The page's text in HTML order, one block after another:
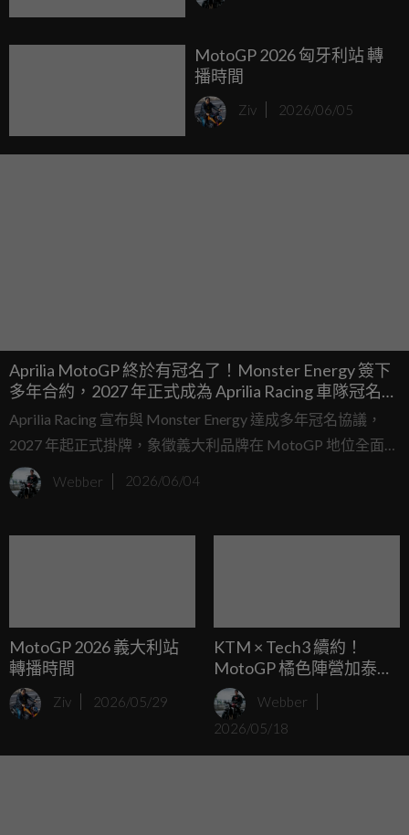
MotoGP 2026 匈牙利站 轉
播時間
Ziv 2026/06/05
Aprilia MotoGP 終於有冠名了！Monster Energy 簽下
多年合約，2027 年正式成為 Aprilia Racing 車隊冠名贊
助商
Aprilia Racing 宣布與 Monster Energy 達成多年冠名協議，
2027 年起正式掛牌，象徵義大利品牌在 MotoGP 地位全面躍
升。
Webber 2026/06/04
MotoGP 2026 義大利站
轉播時間
Ziv 2026/05/29
KTM × Tech3 續約！
MotoGP 橘色陣營加泰站
宣告工廠全支援，Honda
傳言就此終結
Webber
2026/05/18